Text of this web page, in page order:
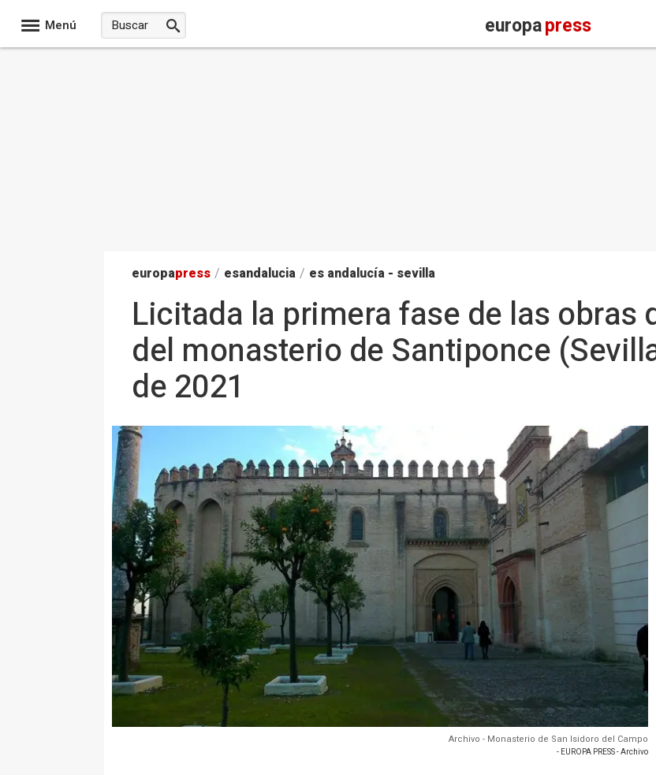
Menú europapress
europapress / esandalucia / es andalucía - sevilla
Licitada la primera fase de las obras
del monasterio de Santiponce
de 2021
Archivo - Monasterio de San Isidoro del Campo
- EUROPA PRESS - Archivo